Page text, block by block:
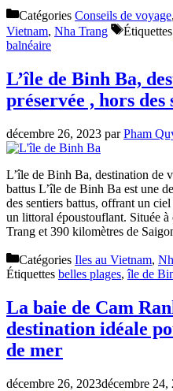
Catégories Conseils de voyage,
Vietnam, Nha Trang Étiquettes
balnéaire
L’île de Binh Ba,
préservée , hors
décembre 26, 2023 parPham
L’île de Binh Ba, destination de
battus L’île de Binh Ba est une
des sentiers battus, offrant un
un littoral époustouflant. Située
Trang et 390 kilomètres de
Catégories Iles au Vietnam,
Étiquettes belles plages,île de
La baie de Cam
destination idéale
de mer
décembre 26, 2023décembre 24,